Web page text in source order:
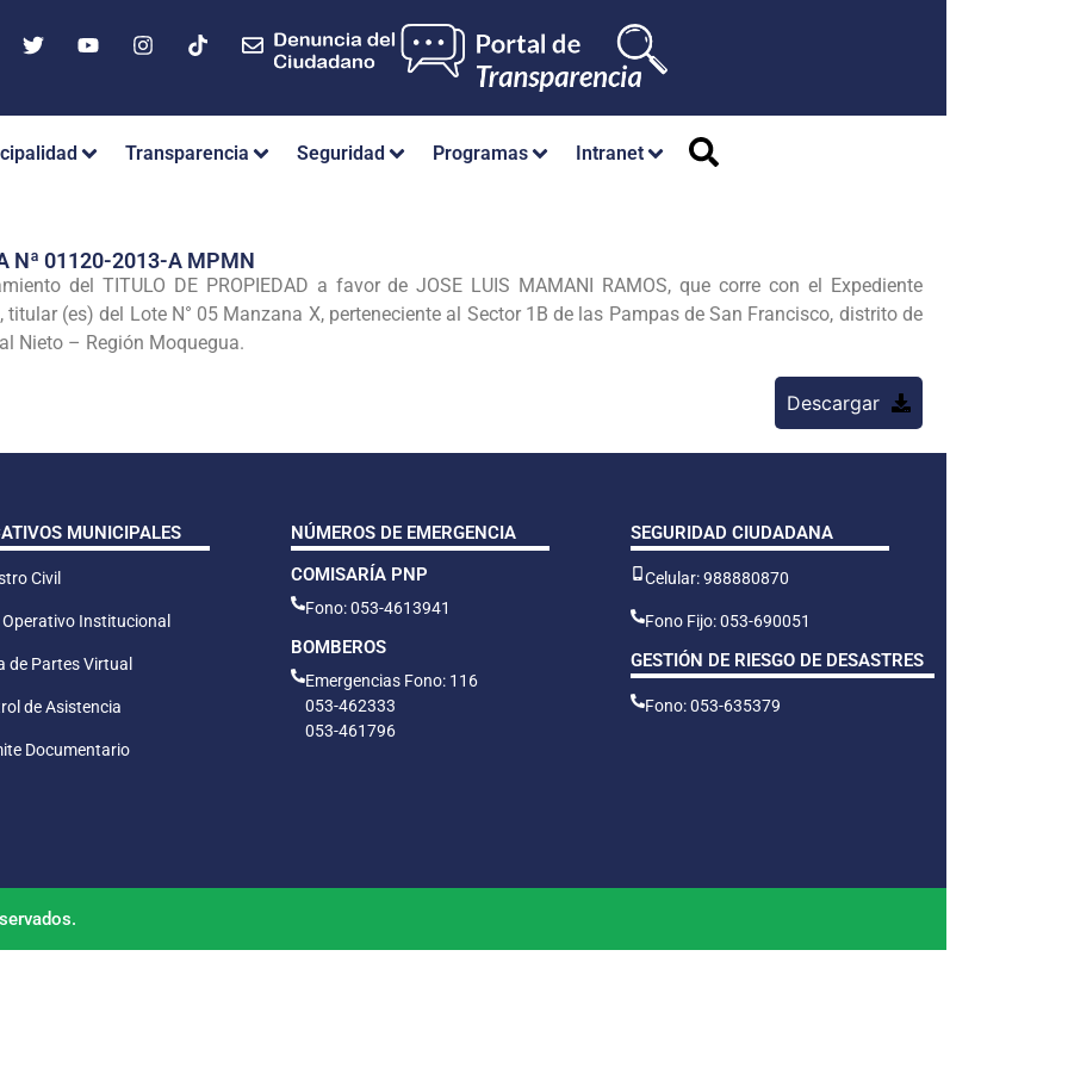
Transparencia Seguridad Programas Intranet
Nª 01120-2013-A MPMN
del TITULO DE PROPIEDAD a favor de JOSE LUIS MAMANI RAMOS, que corre con el Expediente
(es) del Lote N° 05 Manzana X, perteneciente al Sector 1B de las Pampas de San Francisco, distrito de
Nieto – Región Moquegua.
Descargar
MUNICIPALES
Civil
Institucional
de Partes Virtual
de Asistencia
Documentario
NÚMEROS DE EMERGENCIA
COMISARÍA PNP
Fono: 053-4613941
BOMBEROS
Emergencias Fono: 116
053-462333
053-461796
SEGURIDAD CIUDADANA
Celular: 988880870
Fono Fijo: 053-690051
GESTIÓN DE RIESGO DE DESASTRES
Fono: 053-635379